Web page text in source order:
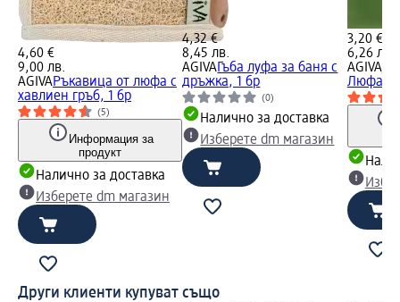
4,60 €
9,00 лв.
AGIVAРъкавица от люфа с
хавлиен гръб, 1 бр
(5)
Информация за
продукт
Налично за доставка
Изберете dm магазин
4,32 €
8,45 лв.
AGIVA Гъба луфа за баня с
дръжка, 1 бр
(0)
Налично за доставка
Изберете dm магазин
3,20 €
6,26 лв.
AGIVA
Люфа, 1
Други клиенти купуват също